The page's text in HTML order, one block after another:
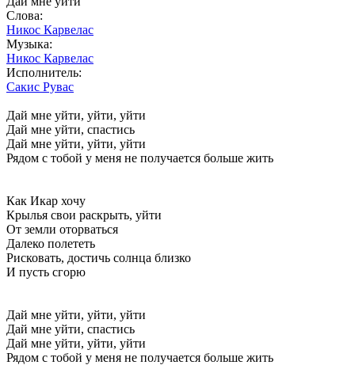
Слова:
Никос Карвелас
Музыка:
Никос Карвелас
Исполнитель:
Сакис Рувас
Дай мне уйти, уйти, уйти
Дай мне уйти, спастись
Дай мне уйти, уйти, уйти
Рядом с тобой у меня не получается больше жить
Как Икар хочу
Крылья свои раскрыть, уйти
От земли оторваться
Далеко полететь
Рисковать, достичь солнца близко
И пусть сгорю
Дай мне уйти, уйти, уйти
Дай мне уйти, спастись
Дай мне уйти, уйти, уйти
Рядом с тобой у меня не получается больше жить